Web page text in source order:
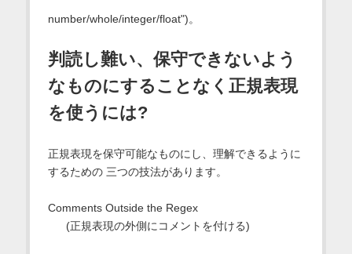
number/whole/integer/float")。
判読し難い、保守できないよう
なものにすることなく正規表現
を使うには?
正規表現を保守可能なものにし、理解できるように
するための 三つの技法があります。
Comments Outside the Regex
(正規表現の外側にコメントを付ける)